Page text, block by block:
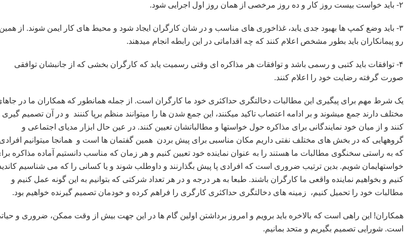
۲- باید خواست بیست روز کار و ده روز مرخصی از همان روز اول اجرایی شود.
۳- باید وضع کمپ ها بهبود جدی یابد، غذاخوری های مناسب و در شان کارگران ایجاد شود و محیط های کار ایمن شوند. از
رو پیمانکاران باید بطور مشخص اعلام کنند که چه اقداماتی در این رابطه انجام میدهند.
۴- توافقات باید کتبی و رسمی باشد و توافقات هر مذاکره ای وقتی رسمیت یابد که کارگران بخشی که از جانبشان توافقی
صورت گرفته رضایت خود را اعلام کنند.
یک شرط مهم برای پیگیری این مطالبات دخالتگری حداکثری خود ما کارگران است. از جمله همانطور که همکاران ما در
مختلف دارند جمع میشوند و بر ادامه اعتصاب تاکید میکنند، این جمع شدن ها را میتوانند منظم برپا کننند و در آن تصمیم گیری
کنند و از میان خود نمایندگانی برای مذاکره حول خواستها و مطالباتشان تعیین کنند. در عین حال ابزار مدیای اجتماعی و
گروههایی که در بخش های مختلف نفتی داریم مکان مناسبی برای پیش بردن همین گفتمان ها است و همانجا میتوانیم
که به راستی سخنگوی مطالبات ما هستند را به عنوان نماینده خود تعیین کنیم و هر زمان که مناسب دانستیم آماده مذاکره
خواستهایمان شویم. بدین ترتیب ضروری است که افرادی پا پیش بگذارنند و داوطلب شوند و یا کسانی را که می شناسیم
کنیم و بخواهیم نماینده واقعی ما کارگران باشند. طبعا به هر درجه و در هر تعداد شرکتی که بتوانیم به این گونه عمل کنیم و
مطالبات خود را تحمیل کنیم، زمینه های دخالتگری حداکثری کارگری را فراهم کرده و خودمان تصمیم گیرنده خواهیم بود.
همکاران! این راهی است که بالاخره باید برویم و امروز برداشتن اولین گام ها در این جهت بیش از وقت ممکن، ضروری و
است. شورایی تصمیم بگیریم و متحد بمانیم.